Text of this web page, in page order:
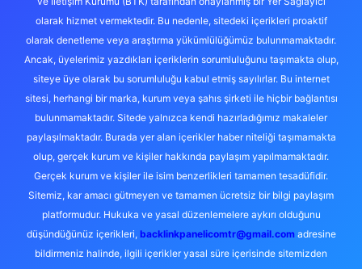
olarak hizmet vermektedir. Bu nedenle, sitedeki içerikleri proaktif
olarak denetleme veya araştırma yükümlülüğümüz bulunmamaktadır.
Ancak, üyelerimiz yazdıkları içeriklerin sorumluluğunu taşımakta olup,
siteye üye olarak bu sorumluluğu kabul etmiş sayılırlar. Bu internet
sitesi, herhangi bir marka, kurum veya şahıs şirketi ile hiçbir bağlantısı
bulunmamaktadır. Sitede yalnızca kendi hazırladığımız makaleler
paylaşılmaktadır. Burada yer alan içerikler haber niteliği taşımamakta
olup, gerçek kurum ve kişiler hakkında paylaşım yapılmamaktadır.
Gerçek kurum ve kişiler ile isim benzerlikleri tamamen tesadüfidir.
Sitemiz, kar amacı gütmeyen ve tamamen ücretsiz bir bilgi paylaşım
platformudur. Hukuka ve yasal düzenlemelere aykırı olduğunu
düşündüğünüz içerikleri, backlinkpanelicomtr@gmail.comadresine
bildirmeniz halinde, ilgili içerikler yasal süre içerisinde sitemizden